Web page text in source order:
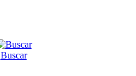
Buscar